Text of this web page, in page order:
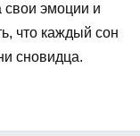
свои эмоции и
что каждый сон
сновидца.